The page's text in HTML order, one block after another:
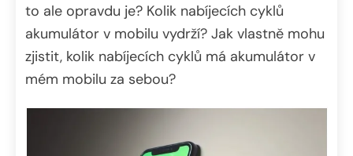
to ale opravdu je? Kolik nabíjecích cyklů
akumulátor v mobilu vydrží? Jak vlastně mohu
zjistit, kolik nabíjecích cyklů má akumulátor v
mém mobilu za sebou?